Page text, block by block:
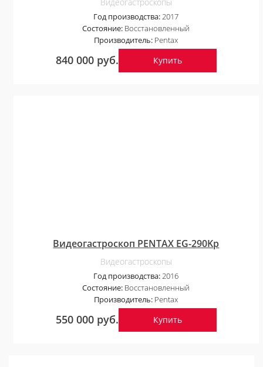
Год производства: 2017
Состояние: Восстановленный
Производитель: Pentax
840 000 руб. Купить
Видеогастроскоп PENTAX EG-290Kp
Видеогастроскопы
Год производства: 2016
Состояние: Восстановленный
Производитель: Pentax
550 000 руб. Купить